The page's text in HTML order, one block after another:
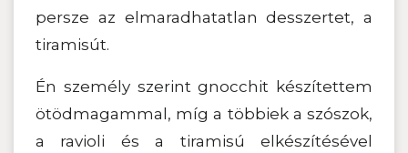
persze az elmaradhatatlan desszertet, a
tiramisút.
Én személy szerint gnocchit készítettem
ötödmagammal, míg a többiek a szószok,
a ravioli és a tiramisú elkészítésével